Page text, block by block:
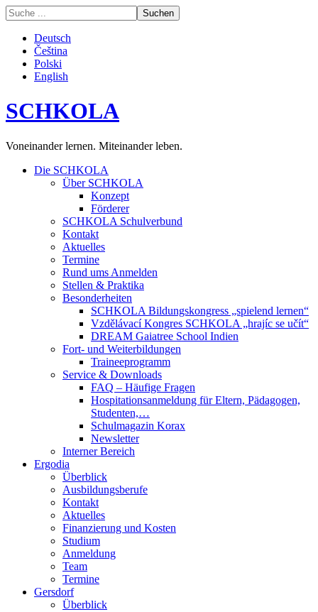
Deutsch
Čeština
Polski
English
SCHKOLA
Voneinander lernen. Miteinander leben.
Die SCHKOLA
Über SCHKOLA
Konzept
Förderer
SCHKOLA Schulverbund
Kontakt
Aktuelles
Termine
Rund ums Anmelden
Stellen & Praktika
Besonderheiten
SCHKOLA Bildungskongress „spielend lernen“
Vzdělávací Kongres SCHKOLA „hrajíc se učít“
DREAM Gaiatree School Indien
Fort- und Weiterbildungen
Traineeprogramm
Service & Downloads
FAQ – Häufige Fragen
Hospitationsanmeldung für Eltern, Pädagogen,
Studenten,…
Schulmagazin Korax
Newsletter
Interner Bereich
Ergodia
Überblick
Ausbildungsberufe
Kontakt
Aktuelles
Finanzierung und Kosten
Studium
Anmeldung
Team
Termine
Gersdorf
Überblick